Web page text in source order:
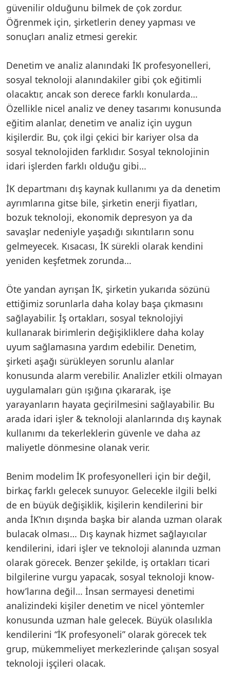
güvenilir olduğunu bilmek de çok zordur.
Öğrenmek için, şirketlerin deney yapması ve
sonuçları analiz etmesi gerekir.
Denetim ve analiz alanındaki İK profesyonelleri,
sosyal teknoloji alanındakiler gibi çok eğitimli
olacaktır, ancak son derece farklı konularda…
Özellikle nicel analiz ve deney tasarımı konusunda
eğitim alanlar, denetim ve analiz için uygun
kişilerdir. Bu, çok ilgi çekici bir kariyer olsa da
sosyal teknolojiden farklıdır. Sosyal teknolojinin
idari işlerden farklı olduğu gibi…
İK departmanı dış kaynak kullanımı ya da denetim
ayrımlarına gitse bile, şirketin enerji fiyatları,
bozuk teknoloji, ekonomik depresyon ya da
savaşlar nedeniyle yaşadığı sıkıntıların sonu
gelmeyecek. Kısacası, İK sürekli olarak kendini
yeniden keşfetmek zorunda…
Öte yandan ayrışan İK, şirketin yukarıda sözünü
ettiğimiz sorunlarla daha kolay başa çıkmasını
sağlayabilir. İş ortakları, sosyal teknolojiyi
kullanarak birimlerin değişikliklere daha kolay
uyum sağlamasına yardım edebilir. Denetim,
şirketi aşağı sürükleyen sorunlu alanlar
konusunda alarm verebilir. Analizler etkili olmayan
uygulamaları gün ışığına çıkararak, işe
yarayanların hayata geçirilmesini sağlayabilir. Bu
arada idari işler & teknoloji alanlarında dış kaynak
kullanımı da tekerleklerin güvenle ve daha az
maliyetle dönmesine olanak verir.
Benim modelim İK profesyonelleri için bir değil,
birkaç farklı gelecek sunuyor. Gelecekle ilgili belki
de en büyük değişiklik, kişilerin kendilerini bir
anda İK’nın dışında başka bir alanda uzman olarak
bulacak olması… Dış kaynak hizmet sağlayıcılar
kendilerini, idari işler ve teknoloji alanında uzman
olarak görecek. Benzer şekilde, iş ortakları ticari
bilgilerine vurgu yapacak, sosyal teknoloji know-
how’larına değil… İnsan sermayesi denetimi
analizindeki kişiler denetim ve nicel yöntemler
konusunda uzman hale gelecek. Büyük olasılıkla
kendilerini “İK profesyoneli” olarak görecek tek
grup, mükemmeliyet merkezlerinde çalışan sosyal
teknoloji işçileri olacak.